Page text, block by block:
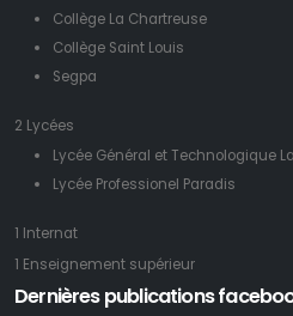
Collège La Chartreuse
Collège Saint Louis
Segpa
2 Lycées
Lycée Général et Technologique
Lycée Professionel Paradis
1 Internat
1 Enseignement supérieur
Dernières publications